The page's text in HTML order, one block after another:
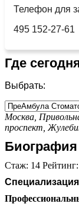
Телефон для
495 152-27-61
Где
Выбрать:
Москва,
проспект,
Биография
Стаж: 14 Рейтинг: